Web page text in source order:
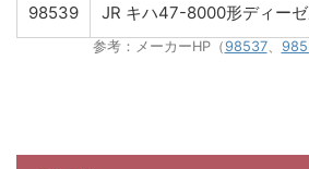
98539 JR キハ47-8000形ディー
参考：メーカーHP（98537、